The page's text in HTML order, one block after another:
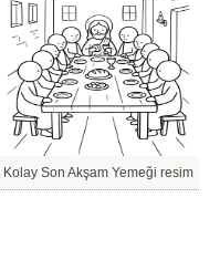
Kolay Son Akşam Yemeği resim